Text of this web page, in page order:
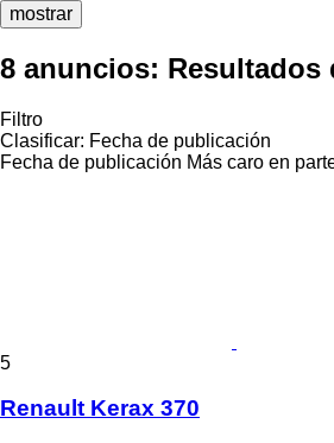
mostrar
8 anuncios: Resultados
Filtro
Clasificar: Fecha de publicación
Fecha de publicación Más caro en
5
Renault Kerax 370